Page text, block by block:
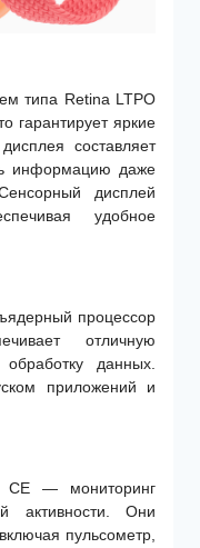
типа Retina LTPO
гарантирует яркие
составляет
информацию даже
дисплей
удобное
процессор
отличную
данных.
приложений и
СЕ — мониторинг
активности. Они
пульсометр,